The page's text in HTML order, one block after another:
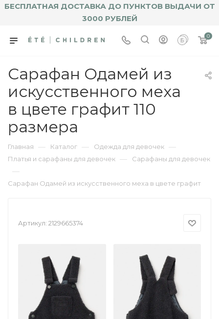
БЕСПЛАТНАЯ ДОСТАВКА ДО ПУНКТОВ ВЫДАЧИ ОТ
3000 РУБЛЕЙ
0
Сарафан Одамей из
искусственного меха
в цвете графит 110
размера
Главная — Каталог — Одежда для девочек —
Платья и сарафаны для девочек — Сарафаны для девочек
—
Сарафан Одамей из искусственного меха в цвете графит
Артикул: 2129665374